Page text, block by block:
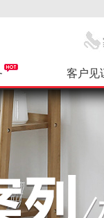
公司简介
热装小区
客户见
测